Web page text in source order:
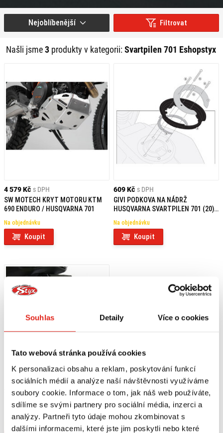
Souhlas Detaily Více o cookies
Tato webová stránka používá cookies
K personalizaci obsahu a reklam, poskytování funkcí
sociálních médií a analýze naší návštěvnosti využíváme
soubory cookie. Informace o tom, jak náš web používáte,
sdílíme se svými partnery pro sociální média, inzerci a
analýzy. Partneři tyto údaje mohou zkombinovat s
dalšími informacemi, které jste jim poskytli nebo které
Filtrovat
Našli jsme3 produkty v kategorii:Svartpilen 701 Eshopstyx
Nejoblíbenější
4 579 Kč s DPH
SW MOTECH KRYT MOTORU KTM
690 ENDURO / HUSQVARNA 701
Na objednávku
Koupit
609 Kč s DPH
GIVI PODKOVA NA NÁDRŽ
HUSQVARNA SVARTPILEN 701 (20)
Na objednávku
Koupit
2 049 Kč s DPH
HS MOTO DRŽÁK SPZ HUSQVARNA
SVARTPILEN/VITPILEN 401/701
(18-)
Na objednávku